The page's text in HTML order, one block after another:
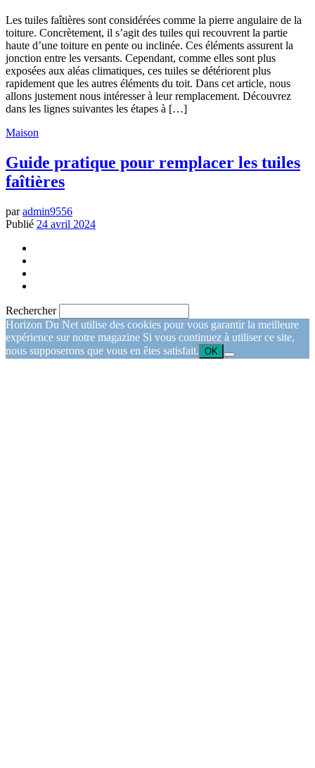
Les tuiles faîtières sont considérées comme la pierre angulaire de la
toiture. Concrètement, il s’agit des tuiles qui recouvrent la partie
haute d’une toiture en pente ou inclinée. Ces éléments assurent la
jonction entre les versants. Cependant, comme elles sont plus
exposées aux aléas climatiques, ces tuiles se détériorent plus
rapidement que les autres éléments du toit. Dans cet article, nous
allons justement nous intéresser à leur remplacement. Découvrez
dans les lignes suivantes les étapes à […]
Maison
Guide pratique pour remplacer les tuiles
faîtières
paradmin9556
Publié 24 avril 2024
Rechercher
Horizon Du Net utilise des cookies pour vous garantir la meilleure
expérience sur notre magazine Si vous continuez à utiliser ce site,
nous supposerons que vous en êtes satisfait. OK